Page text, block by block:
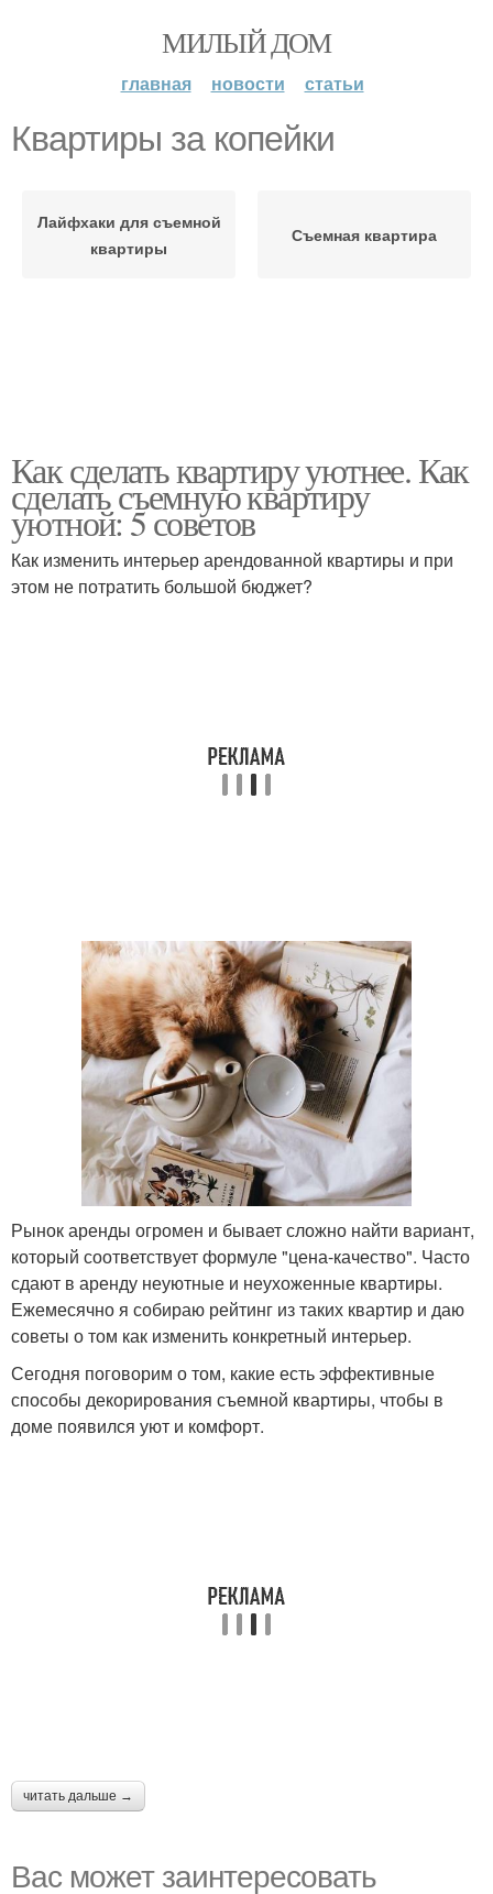
МИЛЫЙ ДОМ
главная новости статьи
Квартиры за копейки
Лайфхаки для съемной
квартиры
Съемная квартира
Как сделать квартиру уютнее. Как
сделать съемную квартиру
уютной: 5 советов
Как изменить интерьер арендованной квартиры и при
этом не потратить большой бюджет?
Рынок аренды огромен и бывает сложно найти вариант,
который соответствует формуле "цена-качество". Часто
сдают в аренду неуютные и неухоженные квартиры.
Ежемесячно я собираю рейтинг из таких квартир и даю
советы о том как изменить конкретный интерьер.
Сегодня поговорим о том, какие есть эффективные
способы декорирования съемной квартиры, чтобы в
доме появился уют и комфорт.
читать дальше →
Вас может заинтересовать